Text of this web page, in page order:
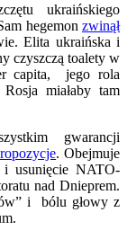
ukraińskiego
hegemon zwinął
Elita ukraińska i
czyszczą toalety w
capita, jego rola
miałaby tam
gwarancji
. Obejmuje
usunięcie NATO-
nad Dnieprem.
i bólu głowy z